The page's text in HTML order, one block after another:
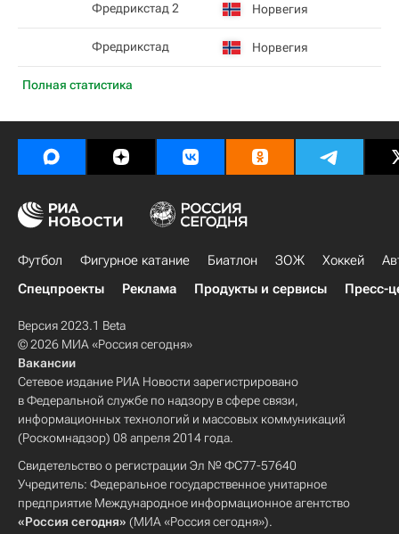
Полная статистика
Фредрикстад 2 Норвегия
Фредрикстад Норвегия
Футбол Фигурное катание Биатлон ЗОЖ Хоккей
Спецпроекты
Реклама Продукты и сервисы Пресс-
Версия 2023.1 Beta
© 2026 МИА «Россия сегодня»
Вакансии
Сетевое издание РИА Новости зарегистрировано
в Федеральной службе по надзору в сфере связи,
информационных технологий и массовых коммуникаций
(Роскомнадзор) 08 апреля 2014 года.
Свидетельство о регистрации Эл № ФС77-57640
Учредитель: Федеральное государственное унитарное
предприятие Международное информационное агентство
«Россия сегодня» (МИА «Россия сегодня»).